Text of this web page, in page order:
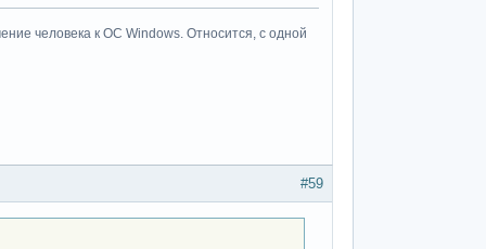
человека к ОС Windows. Относится, с одной
#59